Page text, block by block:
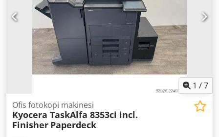
gelip inceleyebilirsiniz. Bunun için lütfen bir randevu
ayarlayın! Denize uygun paketleme ve dünya çapında
nakliye talep üzerine mümkündür! Nakliye veya
teslimattan önce, cihazın işlevselliği bir video kaydıyla
belgelenecektir. Dkjdpezpw Nfefx Ahijr Daha fazla bilgi
için, elbette, doğrudan bizimle iletişime geçebilirsiniz.
1 /7
Ofis fotokopi makinesi
Kyocera TaskAlfa 8353ci incl.
Finisher Paperdeck